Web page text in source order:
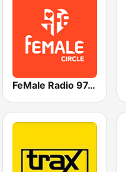
FeMale Radio 97.9 FM